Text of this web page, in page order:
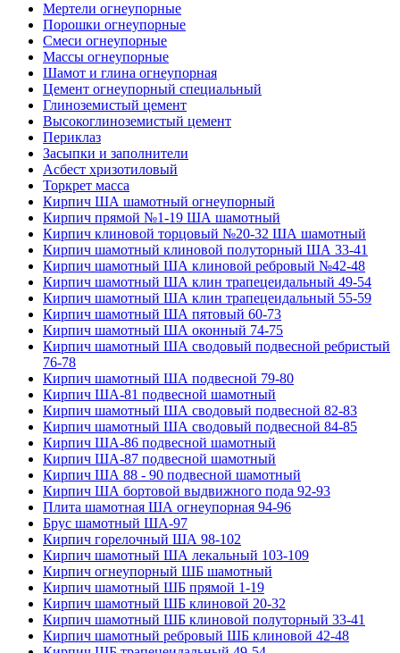
Мертели огнеупорные
Порошки огнеупорные
Смеси огнеупорные
Массы огнеупорные
Шамот и глина огнеупорная
Цемент огнеупорный специальный
Глиноземистый цемент
Высокоглиноземистый цемент
Периклаз
Засыпки и заполнители
Асбест хризотиловый
Торкрет масса
Кирпич ША шамотный огнеупорный
Кирпич прямой №1-19 ША шамотный
Кирпич клиновой торцовый №20-32 ША шамотный
Кирпич шамотный клиновой полуторный ША 33-41
Кирпич шамотный ША клиновой ребровый №42-48
Кирпич шамотный ША клин трапецеидальный 49-54
Кирпич шамотный ША клин трапецеидальный 55-59
Кирпич шамотный ША пятовый 60-73
Кирпич шамотный ША оконный 74-75
Кирпич шамотный ША сводовый подвесной ребристый
76-78
Кирпич шамотный ША подвесной 79-80
Кирпич ША-81 подвесной шамотный
Кирпич шамотный ША сводовый подвесной 82-83
Кирпич шамотный ША сводовый подвесной 84-85
Кирпич ША-86 подвесной шамотный
Кирпич ША-87 подвесной шамотный
Кирпич ША 88 - 90 подвесной шамотный
Кирпич ША бортовой выдвижного пода 92-93
Плита шамотная ША огнеупорная 94-96
Брус шамотный ША-97
Кирпич горелочный ША 98-102
Кирпич шамотный ША лекальный 103-109
Кирпич огнеупорный ШБ шамотный
Кирпич шамотный ШБ прямой 1-19
Кирпич шамотный ШБ клиновой 20-32
Кирпич шамотный ШБ клиновой полуторный 33-41
Кирпич шамотный ребровый ШБ клиновой 42-48